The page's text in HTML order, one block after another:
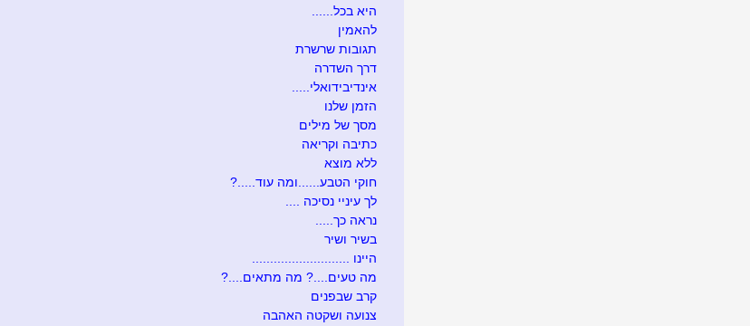
היא בכל......
להאמין
תגובות שרשרת
דרך השדרה
אינדיבידואלי.....
הזמן שלנו
מסך של מילים
כתיבה וקריאה
ללא מוצא
חוקי הטבע......ומה עוד.....?
לך עיניי נסיכה ....
נראה כך.....
בשיר ושיר
היינו ...........................
מה טעים....? מה מתאים....?
קרב שבפנים
צנועה ושקטה האהבה